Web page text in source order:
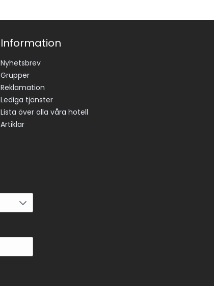
Information
Nyhetsbrev
Grupper
Reklamation
Lediga tjänster
Lista över alla våra hotell
Artiklar